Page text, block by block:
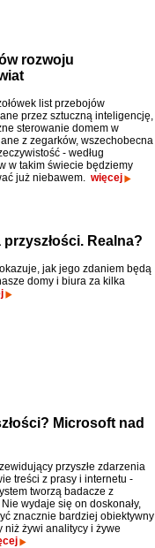
rozwoju
list przebojów
przez sztuczną inteligencję,
sterowanie domem w
z zegarków, wszechobecna
- według
w takim świecie będziemy
już niebawem. więcej
Realna?
jak jego zdaniem będą
domy i biura za kilka
Microsoft nad
przyszłe zdarzenia
treści z prasy i internetu -
tworzą badacze z
wydaje się on doskonały,
znacznie bardziej obiektywny
niż żywi analitycy i żywe